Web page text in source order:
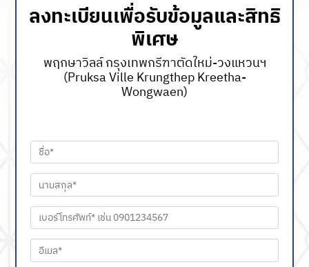
ลงทะเบียนเพื่อรับข้อมูลและสิทธิ
พิเศษ
พฤกษาวิลล์ กรุงเทพกรีฑาตัดใหม่-วงแหวนฯ
(Pruksa Ville Krungthep Kreetha-
Wongwaen)